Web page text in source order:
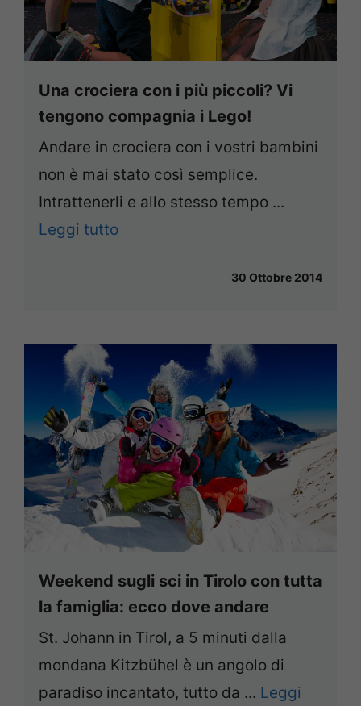
Una crociera con i più piccoli? Vi
tengono compagnia i Lego!
Andare in crociera con i vostri bambini
non è mai stato così semplice.
Intrattenerli e allo stesso tempo ...
Leggi tutto
30 Ottobre 2014
Weekend sugli sci in Tirolo con tutta
la famiglia: ecco dove andare
St. Johann in Tirol, a 5 minuti dalla
mondana Kitzbühel è un angolo di
paradiso incantato, tutto da ... Leggi